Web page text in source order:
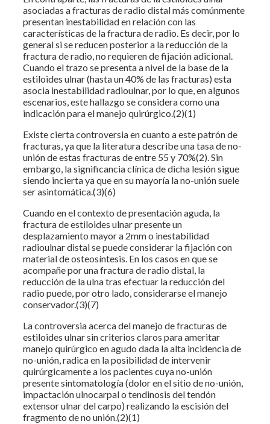
asociadas a fracturas de radio distal más comúnmente
presentan inestabilidad en relación con las
características de la fractura de radio. Es decir, por lo
general si se reducen posterior a la reducción de la
fractura de radio, no requieren de fijación adicional.
Cuando el trazo se presenta a nivel de la base de la
estiloides ulnar (hasta un 40% de las fracturas) esta
asocia inestabilidad radioulnar, por lo que, en algunos
escenarios, este hallazgo se considera como una
indicación para el manejo quirúrgico.(2)(1)
Existe cierta controversia en cuanto a este patrón de
fracturas, ya que la literatura describe una tasa de no-
unión de estas fracturas de entre 55 y 70%(2). Sin
embargo, la significancia clínica de dicha lesión sigue
siendo incierta ya que en su mayoría la no-unión suele
ser asintomática.(3)(6)
Cuando en el contexto de presentación aguda, la
fractura de estiloides ulnar presente un
desplazamiento mayor a 2mm o inestabilidad
radioulnar distal se puede considerar la fijación con
material de osteosíntesis. En los casos en que se
acompañe por una fractura de radio distal, la
reducción de la ulna tras efectuar la reducción del
radio puede, por otro lado, considerarse el manejo
conservador.(3)(7)
La controversia acerca del manejo de fracturas de
estiloides ulnar sin criterios claros para ameritar
manejo quirúrgico en agudo dada la alta incidencia de
no-unión, radica en la posibilidad de intervenir
quirúrgicamente a los pacientes cuya no-unión
presente sintomatología (dolor en el sitio de no-unión,
impactación ulnocarpal o tendinosis del tendón
extensor ulnar del carpo) realizando la escisión del
fragmento de no unión.(2)(1)